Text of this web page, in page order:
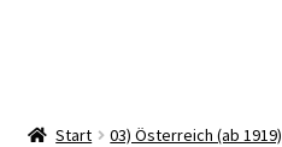
Start 03) Österreich (ab 1919)